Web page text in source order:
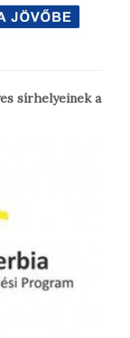
sírhelyeinek a